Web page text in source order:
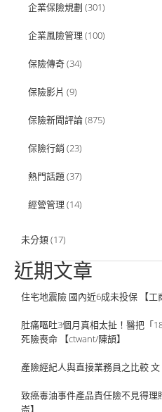
企業保險規劃 (301)
企業風險管理 (100)
保險傳奇(34)
保險影片 (9)
保險新聞評論(875)
保險行銷 (23)
熱門話題(37)
經營管理 (14)
未分類(17)
近期文章
住宅地震險 國內近6成未投保 【工
肚痛嘔吐3個月真相太扯！醫把
死險喪命 【ctwant/陳頡】
產險經紀人與直接業務員之比較
致癌毒油事件產品責任險不見得
崙】